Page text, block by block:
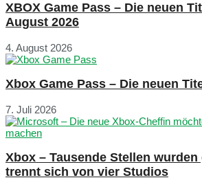
XBOX Game Pass – Die neuen
August 2026
4. August 2026
Xbox Game Pass – Die neuen
7. Juli 2026
Xbox – Tausende Stellen
trennt sich von vier Studios